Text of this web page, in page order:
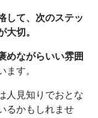
して、次のステッ
大切。
めながらいい雰囲
ます。
人見知りでおとな
るかもしれませ